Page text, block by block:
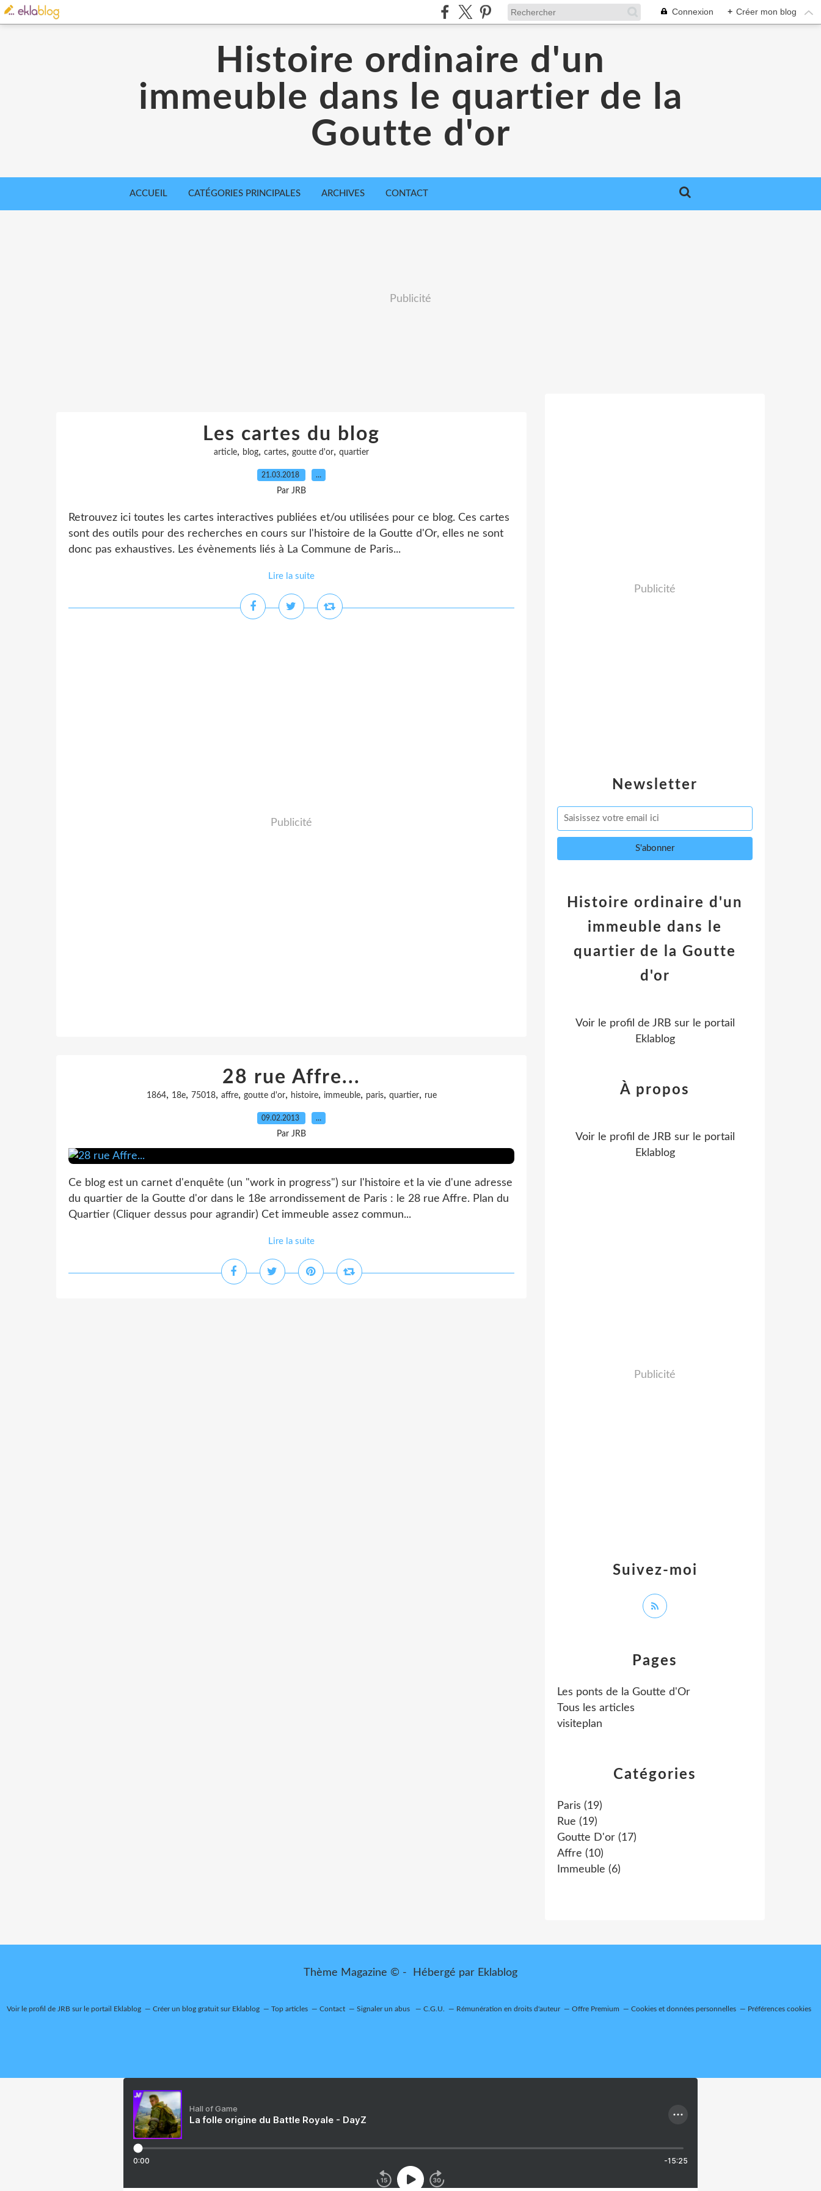
Connexion + Créer mon blog
Histoire ordinaire d'un
immeuble dans le quartier de la
Goutte d'or
ACCUEIL CATÉGORIES PRINCIPALES ARCHIVES CONTACT
Publicité
Les cartes du blog
article, blog, cartes, goutte d'or, quartier
21.03.2018 …
Par JRB
Retrouvez ici toutes les cartes interactives publiées et/ou utilisées pour ce blog. Ces cartes
sont des outils pour des recherches en cours sur l'histoire de la Goutte d'Or, elles ne sont
donc pas exhaustives. Les évènements liés à La Commune de Paris...
Lire la suite
Publicité
28 rue Affre...
1864, 18e, 75018, affre, goutte d'or, histoire, immeuble, paris, quartier, rue
09.02.2013 …
Par JRB
Ce blog est un carnet d'enquête (un "work in progress") sur l'histoire et la vie d'une adresse
du quartier de la Goutte d'or dans le 18e arrondissement de Paris : le 28 rue Affre. Plan du
Quartier (Cliquer dessus pour agrandir) Cet immeuble assez commun...
Lire la suite
Newsletter
Publicité
Catégories
Paris (19)
Rue (19)
Goutte D'or (17)
Affre (10)
Immeuble (6)
Pages
Les ponts de la Goutte d'Or
Tous les articles
visiteplan
Histoire ordinaire d'un
immeuble dans le
quartier de la Goutte
d'or
Voir le profil de JRB sur le portail
Eklablog
Suivez-moi
À propos
Voir le profil de JRB sur le portail
Eklablog
Publicité
Thème Magazine © - Hébergé par Eklablog
Voir le profil de JRB sur le portail Eklablog Créer un blog gratuit sur Eklablog Top articles Contact Signaler un abus C.G.U. Rémunération en droits d'auteur Offre Premium Cookies et données personnelles Préférences cookies
Hall of Game
La folle origine du Battle Royale - DayZ
0:00 -15:25